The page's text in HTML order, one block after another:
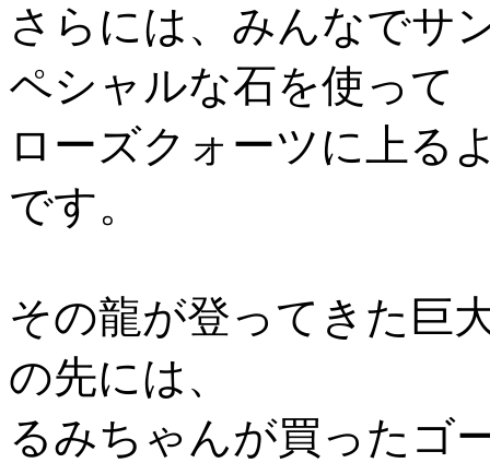
さらには、みんなでサ
ペシャルな石を使って
ローズクォーツに上る
です。
その龍が登ってきた巨
の先には、
るみちゃんが買ったゴ